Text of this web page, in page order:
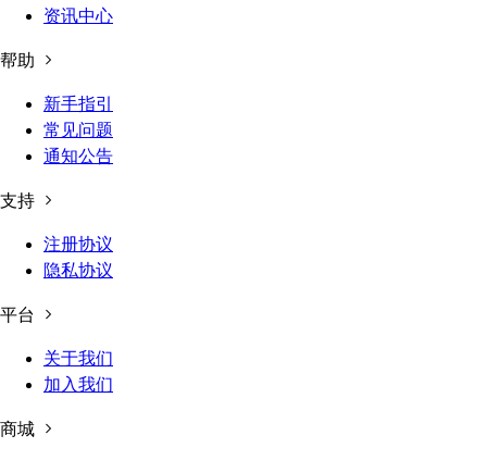
资讯中心
帮助
新手指引
常见问题
通知公告
支持
注册协议
隐私协议
平台
关于我们
加入我们
商城